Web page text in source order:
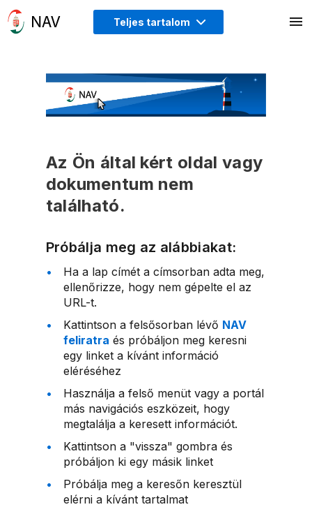
Teljes tartalom
Az Ön által kért oldal vagy
dokumentum nem
található.
Próbálja meg az alábbiakat:
Ha a lap címét a címsorban adta meg,
ellenőrizze, hogy nem gépelte el az
URL-t.
Kattintson a felsősorban lévő NAV
feliratra és próbáljon meg keresni
egy linket a kívánt információ
eléréséhez
Használja a felső menüt vagy a portál
más navigációs eszközeit, hogy
megtalálja a keresett információt.
Kattintson a "vissza" gombra és
próbáljon ki egy másik linket
Próbálja meg a keresőn keresztül
elérni a kívánt tartalmat